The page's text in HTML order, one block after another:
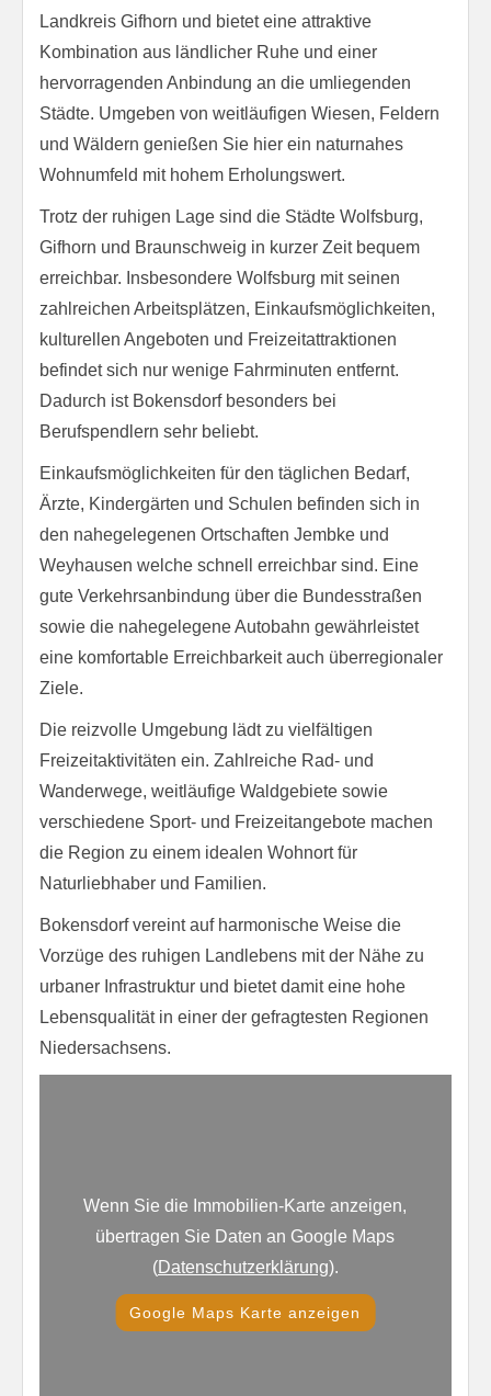
Landkreis Gifhorn und bietet eine attraktive
Kombination aus ländlicher Ruhe und einer
hervorragenden Anbindung an die umliegenden
Städte. Umgeben von weitläufigen Wiesen, Feldern
und Wäldern genießen Sie hier ein naturnahes
Wohnumfeld mit hohem Erholungswert.
Trotz der ruhigen Lage sind die Städte Wolfsburg,
Gifhorn und Braunschweig in kurzer Zeit bequem
erreichbar. Insbesondere Wolfsburg mit seinen
zahlreichen Arbeitsplätzen, Einkaufsmöglichkeiten,
kulturellen Angeboten und Freizeitattraktionen
befindet sich nur wenige Fahrminuten entfernt.
Dadurch ist Bokensdorf besonders bei
Berufspendlern sehr beliebt.
Einkaufsmöglichkeiten für den täglichen Bedarf,
Ärzte, Kindergärten und Schulen befinden sich in
den nahegelegenen Ortschaften Jembke und
Weyhausen welche schnell erreichbar sind. Eine
gute Verkehrsanbindung über die Bundesstraßen
sowie die nahegelegene Autobahn gewährleistet
eine komfortable Erreichbarkeit auch überregionaler
Ziele.
Die reizvolle Umgebung lädt zu vielfältigen
Freizeitaktivitäten ein. Zahlreiche Rad- und
Wanderwege, weitläufige Waldgebiete sowie
verschiedene Sport- und Freizeitangebote machen
die Region zu einem idealen Wohnort für
Naturliebhaber und Familien.
Bokensdorf vereint auf harmonische Weise die
Vorzüge des ruhigen Landlebens mit der Nähe zu
urbaner Infrastruktur und bietet damit eine hohe
Lebensqualität in einer der gefragtesten Regionen
Niedersachsens.
Wenn Sie die Immobilien-Karte anzeigen,
übertragen Sie Daten an Google Maps
(Datenschutzerklärung).
Google Maps Karte anzeigen